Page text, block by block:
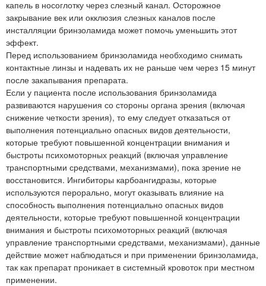
капель в носоглотку через слезный канал. Осторожное
закрывание век или окклюзия слезных каналов после
инсталляции бринзоламида может помочь уменьшить этот
эффект.
Перед использованием бринзоламида необходимо снимать
контактные линзы и надевать их не раньше чем через 15 минут
после закапывания препарата.
Если у пациента после использования бринзоламида
развиваются нарушения со стороны органа зрения (включая
снижение четкости зрения), то ему следует отказаться от
выполнения потенциально опасных видов деятельности,
которые требуют повышенной концентрации внимания и
быстроты психомоторных реакций (включая управление
транспортными средствами, механизмами), пока зрение не
восстановится. Ингибиторы карбоангидразы, которые
используются перорально, могут оказывать влияние на
способность выполнения потенциально опасных видов
деятельности, которые требуют повышенной концентрации
внимания и быстроты психомоторных реакций (включая
управление транспортными средствами, механизмами), данные
действие может наблюдаться и при применении бринзоламида,
так как препарат проникает в системный кровоток при местном
применении.